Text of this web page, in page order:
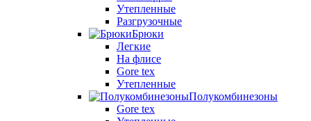
Утепленные
Разгрузочные
Брюки
Легкие
На флисе
Gore tex
Утепленные
Полукомбинезоны
Gore tex